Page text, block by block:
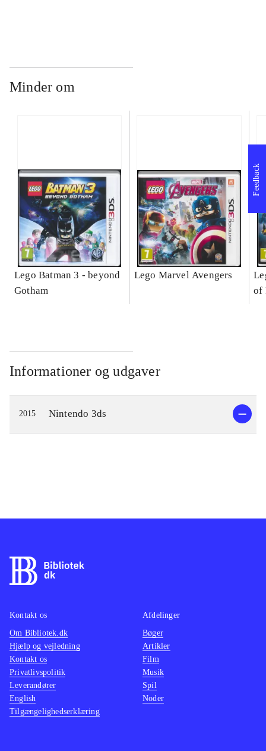
Minder om
Lego Batman 3 - beyond
Gotham
Lego Marvel Avengers
of
Informationer og udgaver
2015 Nintendo 3ds
Feedback
Kontakt os
Om Bibliotek.dk
Hjælp og vejledning
Kontakt os
Privatlivspolitik
Leverandører
English
Tilgængelighedserklæring
Afdelinger
Bøger
Artikler
Film
Musik
Spil
Noder